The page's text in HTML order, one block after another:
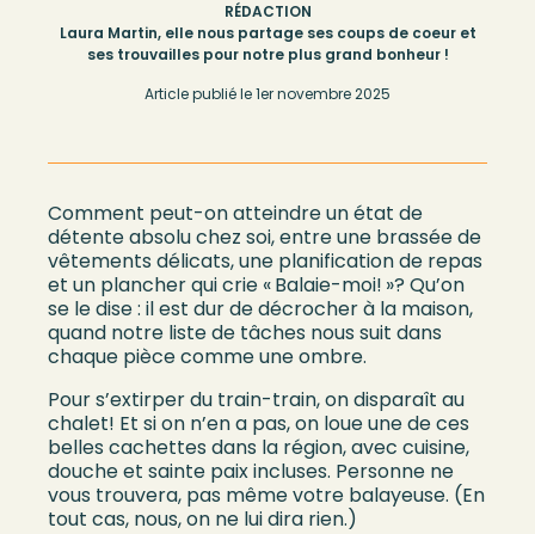
RÉDACTION
Laura Martin, elle nous partage ses coups de coeur et
ses trouvailles pour notre plus grand bonheur !
Article publié le1er novembre 2025
Comment peut-on atteindre un état de
détente absolu chez soi, entre une brassée de
vêtements délicats, une planification de repas
et un plancher qui crie « Balaie-moi! »? Qu’on
se le dise : il est dur de décrocher à la maison,
quand notre liste de tâches nous suit dans
chaque pièce comme une ombre.
Pour s’extirper du train-train, on disparaît au
chalet! Et si on n’en a pas, on loue une de ces
belles cachettes dans la région, avec cuisine,
douche et sainte paix incluses. Personne ne
vous trouvera, pas même votre balayeuse. (En
tout cas, nous, on ne lui dira rien.)